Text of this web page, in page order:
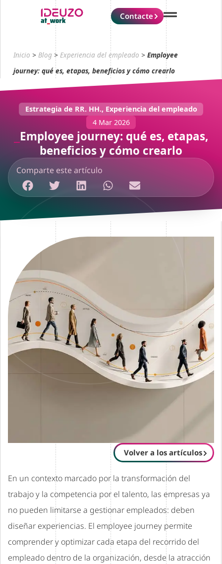
Contacte
Inicio > Blog > Experiencia del empleado >Employee
journey: qué es, etapas, beneficios y cómo crearlo
Estrategia de RR. HH., Experiencia del empleado
4 Mar 2026
Employee journey: qué es, etapas,
beneficios y cómo crearlo
Comparte este artículo
En un contexto marcado por la transformación del
trabajo y la competencia por el talento, las empresas ya
no pueden limitarse a gestionar empleados: deben
diseñar experiencias. El employee journey permite
comprender y optimizar cada etapa del recorrido del
empleado dentro de la organización, desde la atracción
Volver a los artículos